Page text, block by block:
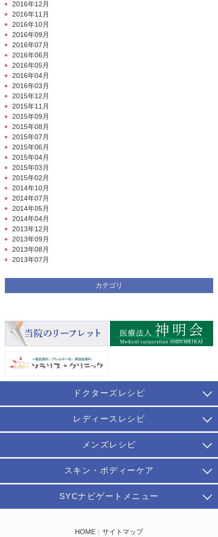
2016年12月
2016年11月
2016年10月
2016年09月
2016年07月
2016年06月
2016年05月
2016年04月
2016年03月
2015年12月
2015年11月
2015年09月
2015年08月
2015年07月
2015年06月
2015年04月
2015年03月
2015年02月
2014年10月
2014年07月
2014年05月
2014年04月
2013年12月
2013年09月
2013年08月
2013年07月
カテゴリ
ドクターズレシピ
レディースレシピ
メンズレシピ
スキン・ボディーケア
SYCナビゲートメニュー
HOME サイトマップ